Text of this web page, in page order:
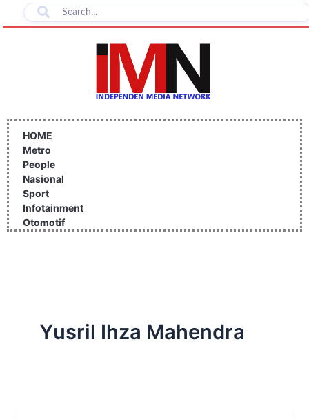
Lewati
ke
HOME
Metro
People
Nasional
Sport
Infotainment
Otomotif
Yusril Ihza Mahendra